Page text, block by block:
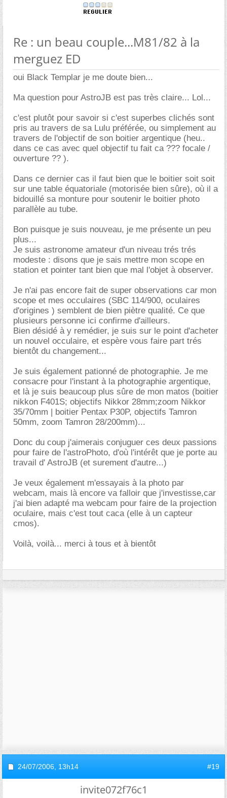
Re : un beau couple...M81/82 à la
merguez ED
oui Black Templar je me doute bien...
Ma question pour AstroJB est pas très claire... Lol...
c'est plutôt pour savoir si c'est superbes clichés sont
pris au travers de sa Lulu préférée, ou simplement au
travers de l'objectif de son boitier argentique (heu..
dans ce cas avec quel objectif tu fait ca ??? focale /
ouverture ?? ).
Dans ce dernier cas il faut bien que le boitier soit soit
sur une table équatoriale (motorisée bien sûre), où il a
bidouillé sa monture pour soutenir le boitier photo
parallèle au tube.
Bon puisque je suis nouveau, je me présente un peu
plus...
Je suis astronome amateur d'un niveau trés trés
modeste : disons que je sais mettre mon scope en
station et pointer tant bien que mal l'objet à observer.
Je n'ai pas encore fait de super observations car mon
scope et mes occulaires (SBC 114/900, oculaires
d'origines ) semblent de bien piètre qualité. Ce que
plusieurs personne ici confirme d'ailleurs.
Bien désidé à y remédier, je suis sur le point d'acheter
un nouvel occulaire, et espère vous faire part trés
bientôt du changement...
Je suis également pationné de photographie. Je me
consacre pour l'instant à la photographie argentique,
et là je suis beaucoup plus sûre de mon matos (boitier
nikkon F401S; objectifs Nikkor 28mm;zoom Nikkor
35/70mm | boitier Pentax P30P, objectifs Tamron
50mm, zoom Tamron 28/200mm)...
Donc du coup j'aimerais conjuguer ces deux passions
pour faire de l'astroPhoto, d'où l'intérêt que je porte au
travail d' AstroJB (et surement d'autre...)
Je veux également m'essayais à la photo par
webcam, mais là encore va falloir que j'investisse,car
j'ai bien adapté ma webcam pour faire de la projection
oculaire, mais c'est tout caca (elle à un capteur
cmos).
Voilà, voilà... merci à tous et à bientôt
24/07/2006, 13h14 #19
invite072f76c1